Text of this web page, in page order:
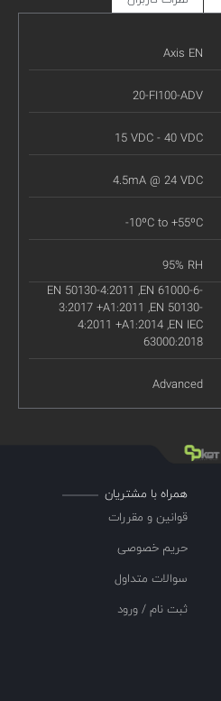
Axis EN
20-FI100-ADV
15 VDC - 40 VDC
4.5mA @ 24 VDC
-10ºC to +55ºC
95% RH
EN 50130-4:2011 ,EN 61000-6-
3:2017 +A1:2011 ,EN 50130-
4:2011 +A1:2014 ,EN IEC
63000:2018
Advanced
همراه با مشتریان
قوانین و مقررات
حریم خصوصی
سوالات متداول
ثبت نام / ورود